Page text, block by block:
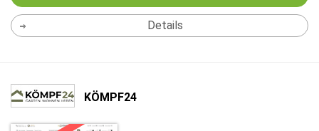
Details
KÖMPF24